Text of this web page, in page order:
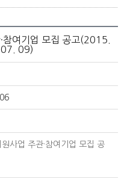
참여기업 모집 공고(2015.
09)
사업 주관·참여기업 모집 공